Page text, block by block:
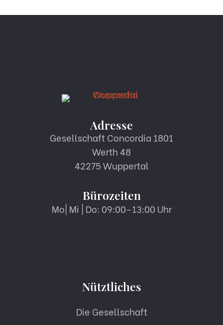
Adresse
Gesellschaft Concordia 1801
Werth 48
42275 Wuppertal
Bürozeiten
Mo| Mi | Do: 09:00–13:00 Uhr
Nütztliches
Die Gesellschaft